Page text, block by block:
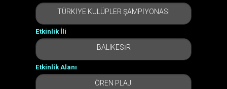
TÜRKİYE KULÜPLER ŞAMPİYONASI
Etkinlik İli
BALIKESİR
Etkinlik Alanı
ÖREN PLAJI